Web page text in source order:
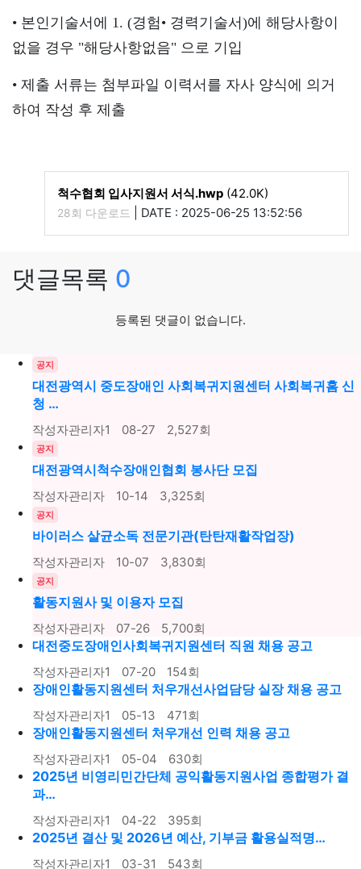
• 본인기술서에 1. (경험 • 경력기술서)에 해당사항이
없을 경우 "해당사항없음" 으로 기입
• 제출 서류는 첨부파일 이력서를 자사 양식에 의거
하여 작성 후 제출
척수협회 입사지원서 서식.hwp (42.0K)
28회 다운로드 DATE : 2025-06-25 13:52:56
댓글목록 0
등록된 댓글이 없습니다.
공지
대전광역시 중도장애인 사회복귀지원센터 사회복귀홈 신
청 …
작성자관리자1 08-27 2,527회
공지
대전광역시척수장애인협회 봉사단 모집
작성자관리자 10-14 3,325회
공지
바이러스 살균소독 전문기관(탄탄재활작업장)
작성자관리자 10-07 3,830회
공지
활동지원사 및 이용자 모집
작성자관리자 07-26 5,700회
대전중도장애인사회복귀지원센터 직원 채용 공고
작성자관리자1 07-20 154회
장애인활동지원센터 처우개선사업담당 실장 채용 공고
작성자관리자1 05-13 471회
장애인활동지원센터 처우개선 인력 채용 공고
작성자관리자1 05-04 630회
2025년 비영리민간단체 공익활동지원사업 종합평가 결
과…
작성자관리자1 04-22 395회
2025년 결산 및 2026년 예산, 기부금 활용실적명…
작성자관리자1 03-31 543회